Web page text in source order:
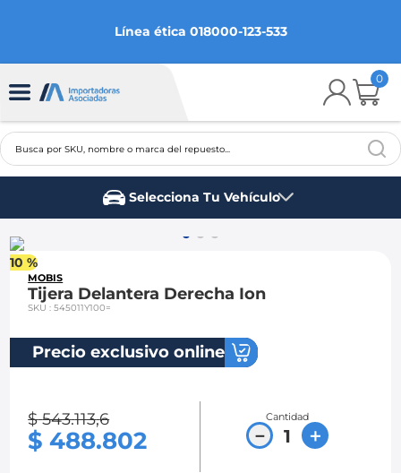
Línea ética 018000-123-533
0
Busca por SKU, nombre o marca del repuesto...
Selecciona Tu Vehículo
10 %
MOBIS
Tijera Delantera Derecha Ion
SKU:545011Y100=
Precio exclusivo online
$ 543.113,6
$ 488.802
Cantidad
＋
－
2
3.
spark gt
ford fiesta
5.
optra
6.
mazda 3
chevrolet sail